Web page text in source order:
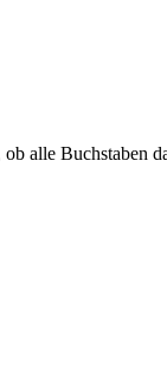
alle Buchstaben